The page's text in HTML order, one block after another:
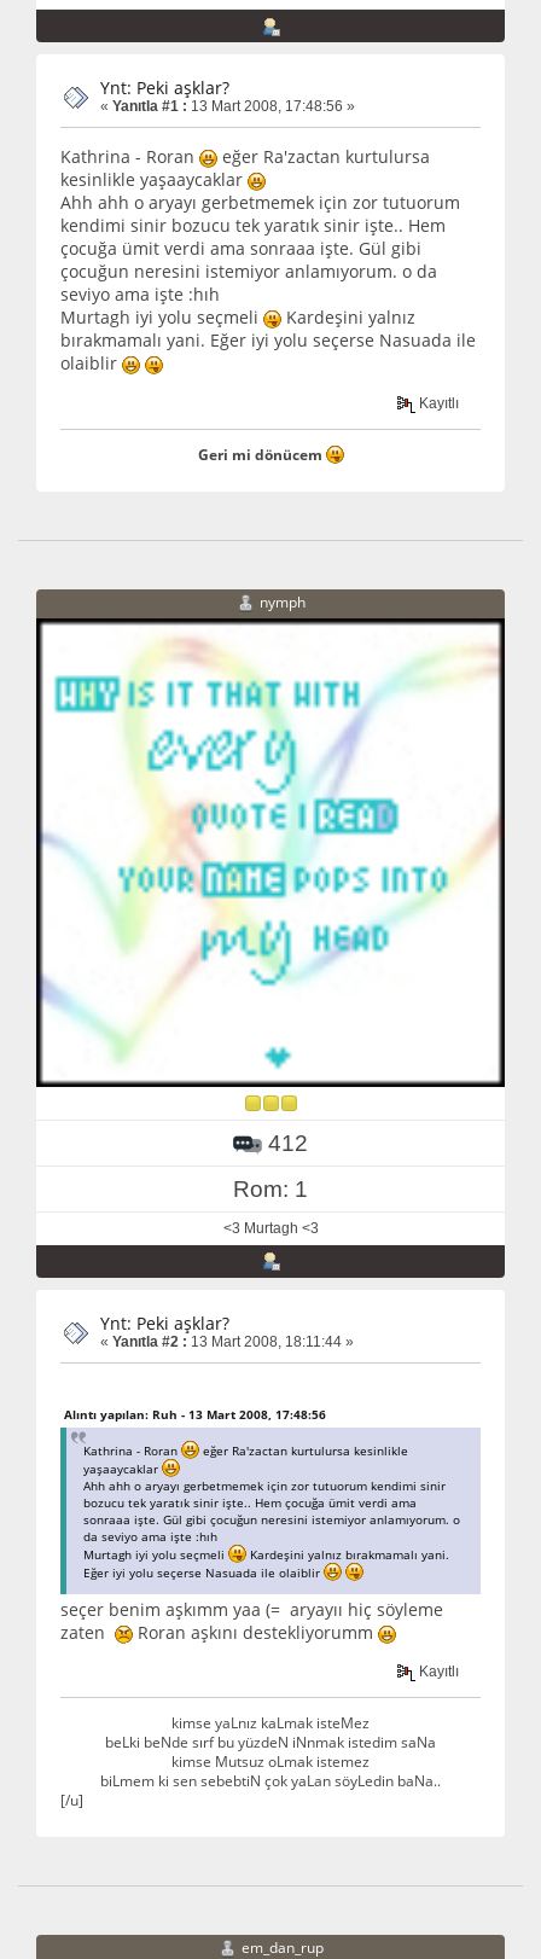
Ynt: Peki aşklar?
« Yanıtla #1 : 13 Mart 2008, 17:48:56 »
Kathrina - Roran
eğer Ra'zactan kurtulursa
kesinlikle yaşaaycaklar
Ahh ahh o aryayı gerbetmemek için zor tutuorum
kendimi sinir bozucu tek yaratık sinir işte.. Hem
çocuğa ümit verdi ama sonraaa işte. Gül gibi
çocuğun neresini istemiyor anlamıyorum. o da
seviyo ama işte :hıh
Murtagh iyi yolu seçmeli
Kardeşini yalnız
bırakmamalı yani. Eğer iyi yolu seçerse Nasuada ile
olaiblir
Kayıtlı
Geri mi dönücem
nymph
412
Rom: 1
<3 Murtagh <3
Ynt: Peki aşklar?
« Yanıtla #2 : 13 Mart 2008, 18:11:44 »
Alıntı yapılan: Ruh - 13 Mart 2008, 17:48:56
Kathrina - Roran
eğer Ra'zactan kurtulursa kesinlikle
yaşaaycaklar
Ahh ahh o aryayı gerbetmemek için zor tutuorum kendimi sinir
bozucu tek yaratık sinir işte.. Hem çocuğa ümit verdi ama
sonraaa işte. Gül gibi çocuğun neresini istemiyor anlamıyorum. o
da seviyo ama işte :hıh
Murtagh iyi yolu seçmeli
Kardeşini yalnız bırakmamalı yani.
Eğer iyi yolu seçerse Nasuada ile olaiblir
seçer benim aşkımm yaa (= aryayıı hiç söyleme
zaten
Roran aşkını destekliyorumm
Kayıtlı
kimse yaLnız kaLmak isteMez
beLki beNde sırf bu yüzdeN iNnmak istedim saNa
kimse Mutsuz oLmak istemez
biLmem ki sen sebebtiN çok yaLan söyLedin baNa..
[/u]
em_dan_rup